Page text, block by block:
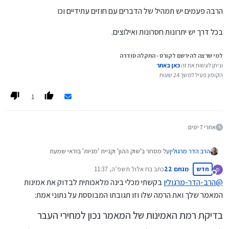
הרבה פעמים יש תמהיל של הדברים עם חוזים עתידיים וכו
בכל דרך יש יתרונות חסרונות ואילוצים.
למי שרצה להירשם לקורס - התקלה סודרה
וניתן לעשות את זה כאן באתר
הקופון פעיל למשך 24 שעות
1
אחרי 7 ימים
הרב הדר מרגוליןעל מסחר ב'שוק ההון' וקניית 'מניות' בודאי שמעת
ברצוני ליידע אותך על אמצעי נוסף להשקעה בשוק ההון ושמה
השאלה היא: - האם זה בשבילך?
מטרה אחת בלבד יש לפרק הזה: לעזור לך להחליט אודות
הקדמה:
הצורך בכסף, ידוע. והרצון להשקיע ולהגדיל את סכום הכסף
ידוע.
יש אפיק השקעה שיתכן ומתאים לך. יש בו מעלות רבות. אשתדל
מנותק
חדש מנחם 22 כתב בח אלול תשפ״ה, 11:37
נערך לאחרונה על ידי
@הרב-הדר-מרגוליןבקשתי מכלי בינה מלאכותית לבדוק את אמינות
המאמר שלך ואת הרמה שלו וזו תגובתו המבוססת על נתוני אמת:
בדיקת רמת האמינות של המאמר נכון למחירי העבר